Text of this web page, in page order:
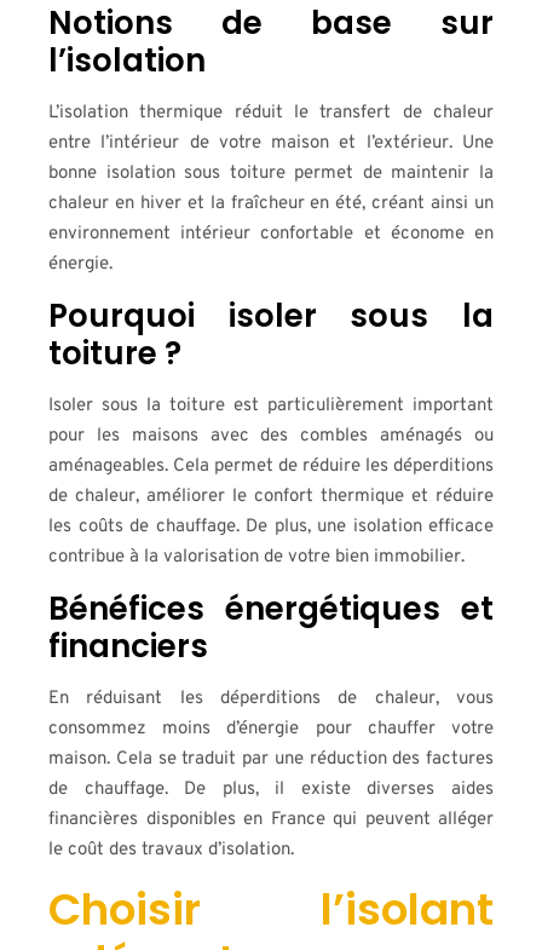
Notions de base sur
l’isolation
L’isolation thermique réduit le transfert de chaleur
entre l’intérieur de votre maison et l’extérieur. Une
bonne isolation sous toiture permet de maintenir la
chaleur en hiver et la fraîcheur en été, créant ainsi un
environnement intérieur confortable et économe en
énergie.
Pourquoi isoler sous la
toiture ?
Isoler sous la toiture est particulièrement important
pour les maisons avec des combles aménagés ou
aménageables. Cela permet de réduire les déperditions
de chaleur, améliorer le confort thermique et réduire
les coûts de chauffage. De plus, une isolation efficace
contribue à la valorisation de votre bien immobilier.
Bénéfices énergétiques et
financiers
En réduisant les déperditions de chaleur, vous
consommez moins d’énergie pour chauffer votre
maison. Cela se traduit par une réduction des factures
de chauffage. De plus, il existe diverses aides
financières disponibles en France qui peuvent alléger
le coût des travaux d’isolation.
Choisir l’isolant